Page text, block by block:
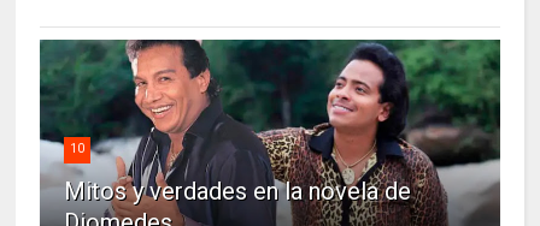
10
Mitos y verdades en la novela de